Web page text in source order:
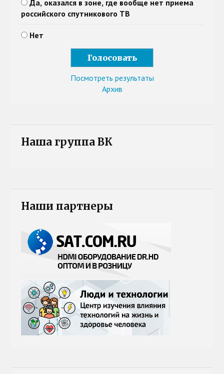
Да, оказался в зоне, где вообще нет приема
российского спутникового ТВ
Нет
Посмотреть результаты
Архив
Наша группа ВК
Наши партнеры